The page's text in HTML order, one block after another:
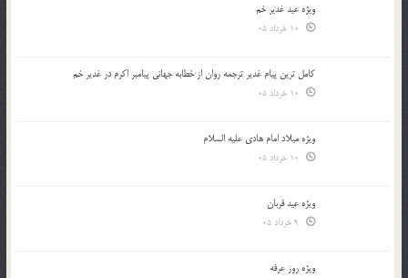
ویژه عید غدیر خم
کامل ترین پیام غدیر ترجمه روان از خطابه جهانی پیامبر اکرم در غدیر خم
ویژه میلاد امام هادی علیه السلام
ویژه عید قربان
ویژه روز عرفه